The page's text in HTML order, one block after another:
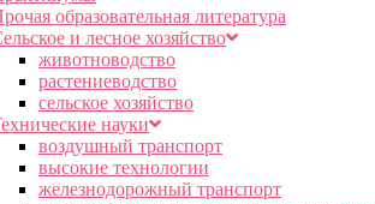
образовательная литература
и лесное хозяйство
животноводство
растениеводство
сельское хозяйство
науки
воздушный транспорт
высокие технологии
железнодорожный транспорт